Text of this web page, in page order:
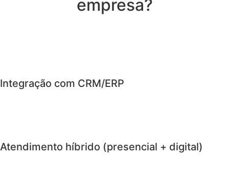
empresa?
Integração com CRM/ERP
Atendimento híbrido (presencial + digital)